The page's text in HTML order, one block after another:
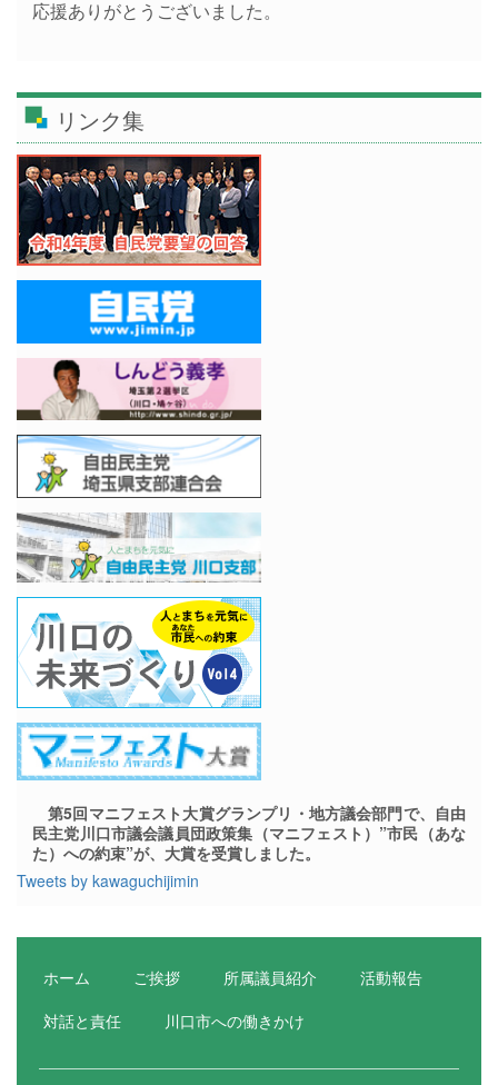
応援ありがとうございました。
リンク集
第5回マニフェスト大賞グランプリ・地方議会部門で、自由
民主党川口市議会議員団政策集（マニフェスト）”市民（あな
た）への約束”が、大賞を受賞しました。
Tweets by kawaguchijimin
ホーム ご挨拶 所属議員紹介
活動報告
対話と責任
川口市への働きかけ